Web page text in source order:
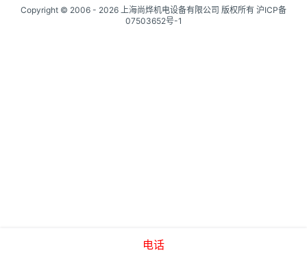
Copyright © 2006 - 2026 上海尚烨机电设备有限公司 版权所有 沪ICP备
07503652号-1
电话